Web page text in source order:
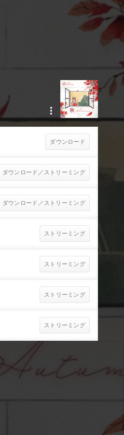
ダウンロード
ダウンロード／ストリーミング
ダウンロード／ストリーミング
ストリーミング
ストリーミング
ストリーミング
ストリーミング